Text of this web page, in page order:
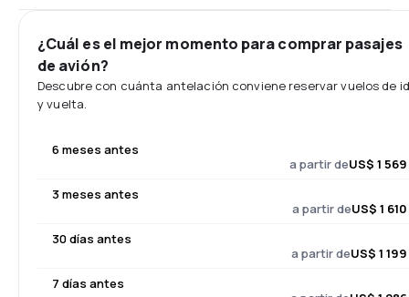
¿Cuál es el mejor momento para comprar pasajes
de avión?
Descubre con cuánta antelación conviene reservar vuelos de
y vuelta.
6 meses antes
a partir deUS$ 1 569
3 meses antes
a partir deUS$ 1 610
30 días antes
a partir deUS$ 1 199
7 días antes